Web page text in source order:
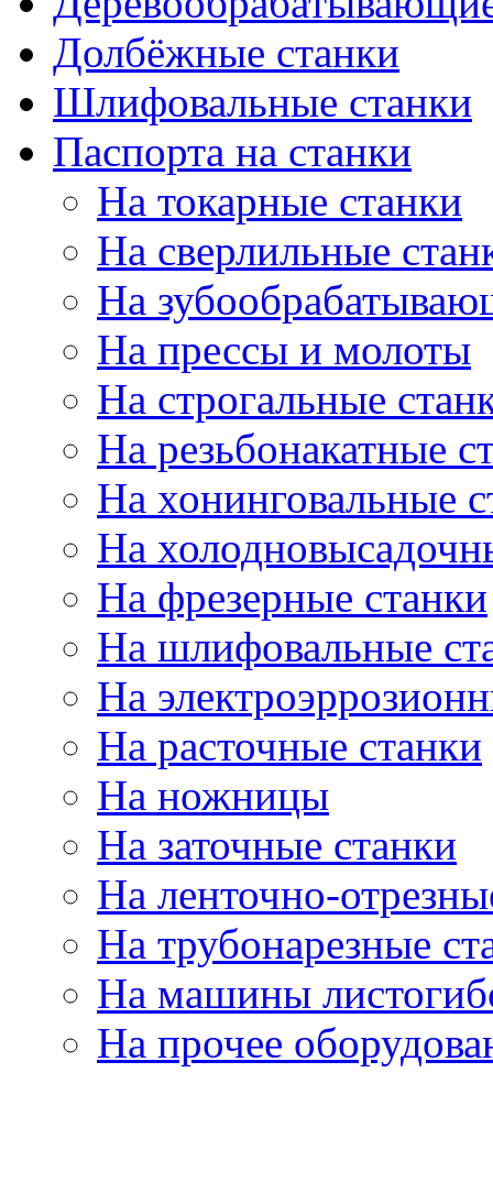
Долбёжные станки
Шлифовальные станки
Паспорта на станки
На токарные станки
На сверлильные
На
На прессы и молоты
На строгальные
На резьбонакатные
На хонинговальные
На
На фрезерные станки
На шлифовальные
На
На расточные станки
На ножницы
На заточные станки
На ленточно-
На трубонарезные
На машины
На прочее